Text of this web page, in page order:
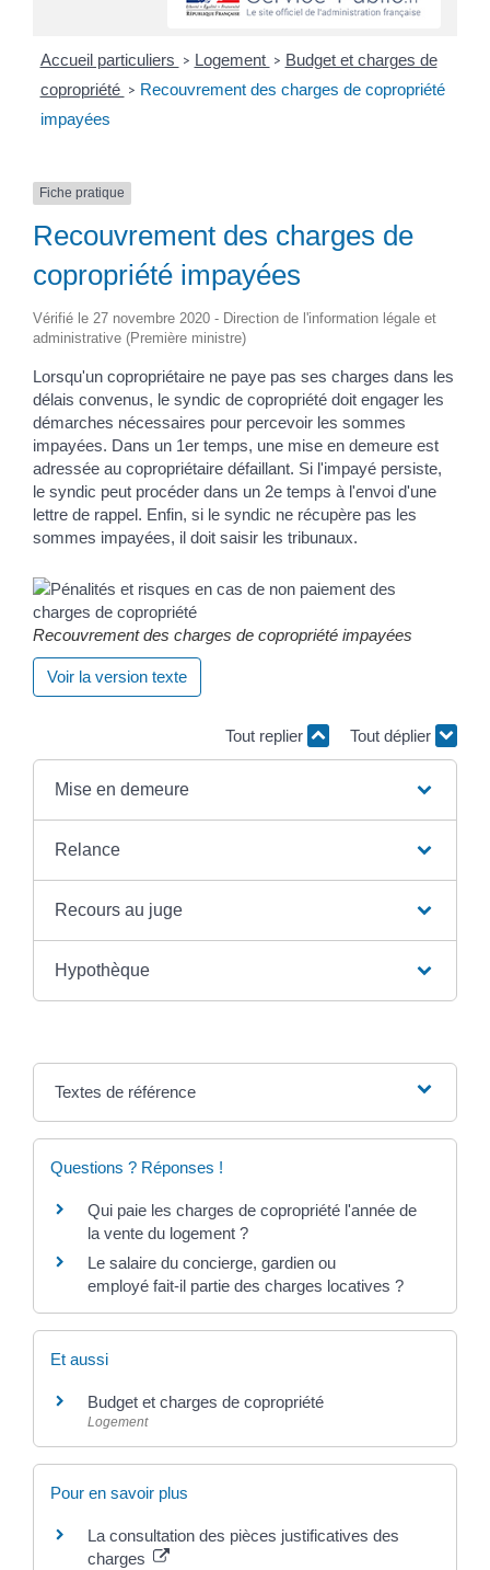
Accueil particuliers > Logement > Budget et charges de
copropriété > Recouvrement des charges de copropriété
impayées
Fiche pratique
Recouvrement des charges de
copropriété impayées
Vérifié le 27 novembre 2020 - Direction de l'information légale et
administrative (Première ministre)
Lorsqu'un copropriétaire ne paye pas ses charges dans les
délais convenus, le syndic de copropriété doit engager les
démarches nécessaires pour percevoir les sommes
impayées. Dans un 1er temps, une mise en demeure est
adressée au copropriétaire défaillant. Si l'impayé persiste,
le syndic peut procéder dans un 2e temps à l'envoi d'une
lettre de rappel. Enfin, si le syndic ne récupère pas les
sommes impayées, il doit saisir les tribunaux.
Recouvrement des charges de copropriété impayées
Voir la version texte
Tout replier Tout déplier
Mise en demeure
Relance
Recours au juge
Hypothèque
Textes de référence
Questions ? Réponses !
Qui paie les charges de copropriété l'année de
la vente du logement ?
Le salaire du concierge, gardien ou
employé fait-il partie des charges locatives ?
Et aussi
Budget et charges de copropriété
Logement
Pour en savoir plus
La consultation des pièces justificatives des
charges